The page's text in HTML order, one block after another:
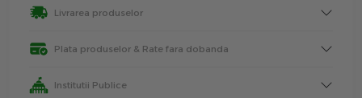
Livrarea produselor
Plata produselor & Rate fara dobanda
Institutii Publice